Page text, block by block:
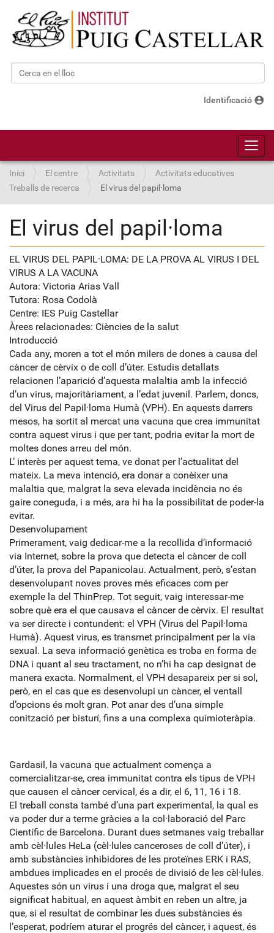
Cerca
Identificació account_circle
Inici El centre Activitats
Activitats educatives
Treballs de recerca
El virus del papil·loma
El virus del papil·loma
EL VIRUS DEL PAPIL·LOMA: DE LA PROVA AL VIRUS I DEL
VIRUS A LA VACUNA
Autora: Victoria Arias Vall
Tutora: Rosa Codolà
Centre: IES Puig Castellar
Àrees relacionades: Ciències de la salut
Introducció
Cada any, moren a tot el món milers de dones a causa del
càncer de cèrvix o de coll d’úter. Estudis detallats
relacionen l’aparició d’aquesta malaltia amb la infecció
d’un virus, majoritàriament, a l’edat juvenil. Parlem, doncs,
del Virus del Papil·loma Humà (VPH). En aquests darrers
mesos, ha sortit al mercat una vacuna que crea immunitat
contra aquest virus i que per tant, podria evitar la mort de
moltes dones arreu del món.
L’ interès per aquest tema, ve donat per l’actualitat del
mateix. La meva intenció, era donar a conèixer una
malaltia que, malgrat la seva elevada incidència no és
gaire coneguda, i a més, ara hi ha la possibilitat de poder-la
evitar.
Desenvolupament
Primerament, vaig dedicar-me a la recollida d’informació
via Internet, sobre la prova que detecta el càncer de coll
d’úter, la prova del Papanicolau. Actualment, però, s’estan
desenvolupant noves proves més eficaces com per
exemple la del ThinPrep. Tot seguit, vaig interessar-me
sobre què era el que causava el càncer de cèrvix. El resultat
va ser directe i contundent: el VPH (Virus del Papil·loma
Humà). Aquest virus, es transmet principalment per la via
sexual. La seva informació genètica es troba en forma de
DNA i quant al seu tractament, no n’hi ha cap designat de
manera exacta. Normalment, el VPH desapareix per si sol,
però, en el cas que es desenvolupi un càncer, el ventall
d’opcions és molt gran. Pot anar des d’una simple
conització per bisturí, fins a una complexa quimioteràpia.
Gardasil, la vacuna que actualment comença a
comercialitzar-se, crea immunitat contra els tipus de VPH
que causen el càncer cervical, és a dir, el 6, 11, 16 i 18.
El treball consta també d’una part experimental, la qual es
va poder dur a terme gràcies a la col·laboració del Parc
Científic de Barcelona. Durant dues setmanes vaig treballar
amb cèl·lules HeLa (cèl·lules canceroses de coll d’úter), i
amb substàncies inhibidores de les proteïnes ERK i RAS,
ambdues implicades en el procés de divisió de les cèl·lules.
Aquestes són un virus i una droga que, malgrat el seu
significat habitual, en aquest àmbit en reben un altre, ja
que, si el resultat de combinar les dues substàncies és
l’esperat, podríem aturar el progrés del càncer, i aquest, és